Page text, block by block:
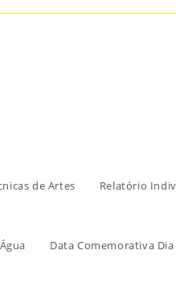
de Artes Relatório
Data Comemorativa